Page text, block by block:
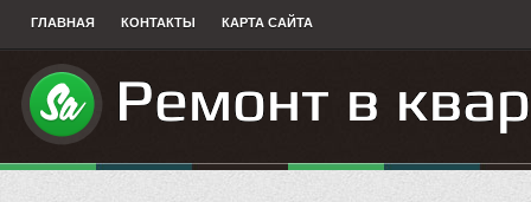
ГЛАВНАЯ КОНТАКТЫ КАРТА САЙТА